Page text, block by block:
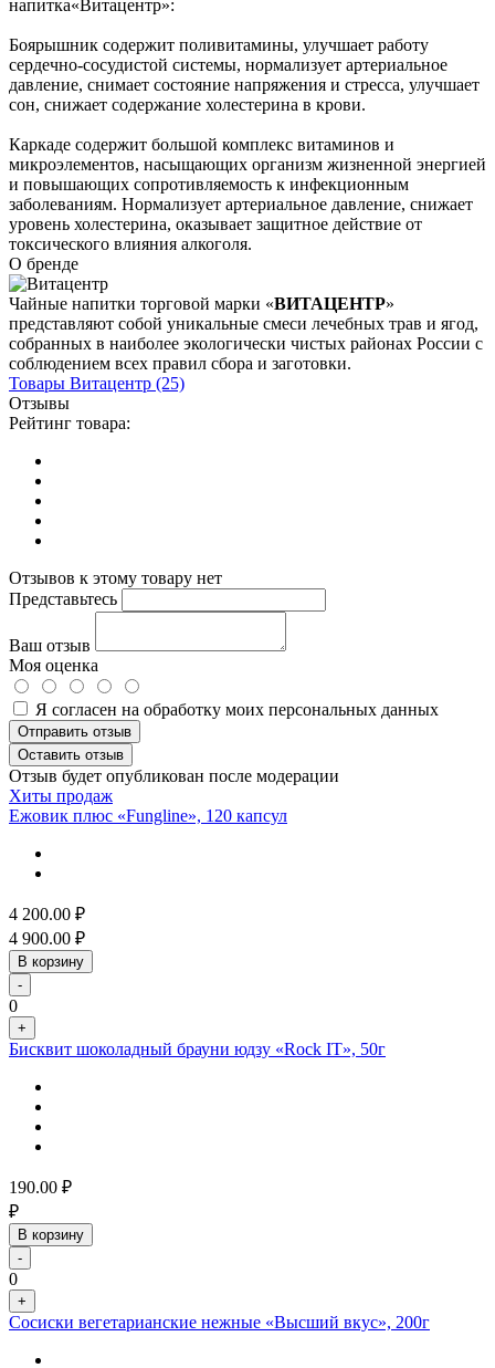
напитка«Витацентр»:
Боярышник содержит поливитамины, улучшает работу
сердечно-сосудистой системы, нормализует артериальное
давление, снимает состояние напряжения и стресса, улучшает
сон, снижает содержание холестерина в крови.
Каркаде содержит большой комплекс витаминов и
микроэлементов, насыщающих организм жизненной энергией
и повышающих сопротивляемость к инфекционным
заболеваниям. Нормализует артериальное давление, снижает
уровень холестерина, оказывает защитное действие от
токсического влияния алкоголя.
О бренде
Чайные напитки торговой марки «ВИТАЦЕНТР»
представляют собой уникальные смеси лечебных трав и ягод,
собранных в наиболее экологически чистых районах России с
соблюдением всех правил сбора и заготовки.
Товары Витацентр (25)
Отзывы
Рейтинг товара:
Отзывов к этому товару нет
Представьтесь
Ваш отзыв
Моя оценка
Я согласен на обработку моих персональных данных
Отправить отзыв
Оставить отзыв
Отзыв будет опубликован после модерации
Хиты продаж
Ежовик плюс «Fungline», 120 капсул
4 200.00 ₽
4 900.00 ₽
В корзину
-
0
+
Бисквит шоколадный брауни юдзу «Rock IT», 50г
190.00 ₽
₽
В корзину
-
0
+
Сосиски вегетарианские нежные «Высший вкус», 200г